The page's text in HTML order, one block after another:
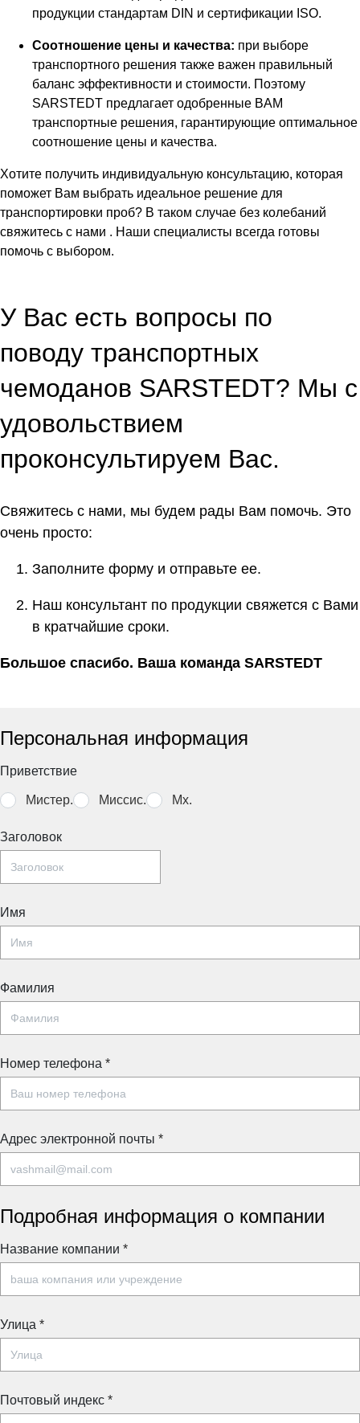
продукции стандартам DIN и сертификации ISO.
Соотношение цены и качества: при выборе
транспортного решения также важен правильный
баланс эффективности и стоимости. Поэтому
SARSTEDT предлагает одобренные BAM
транспортные решения, гарантирующие оптимальное
соотношение цены и качества.
Хотите получить индивидуальную консультацию, которая
поможет Вам выбрать идеальное решение для
транспортировки проб? В таком случае без колебаний
свяжитесь с нами . Наши специалисты всегда готовы
помочь с выбором.
У Вас есть вопросы по
поводу транспортных
чемоданов SARSTEDT? Мы с
удовольствием
проконсультируем Вас.
Свяжитесь с нами, мы будем рады Вам помочь. Это
очень просто:
Заполните форму и отправьте ее.
Наш консультант по продукции свяжется с Вами
в кратчайшие сроки.
Большое спасибо. Ваша команда SARSTEDT
Персональная информация
Приветствие
Мистер. Миссис. Mx.
Заголовок
Имя
Фамилия
Номер телефона *
Адрес электронной почты *
Подробная информация о компании
Название компании *
Улица *
Почтовый индекс *